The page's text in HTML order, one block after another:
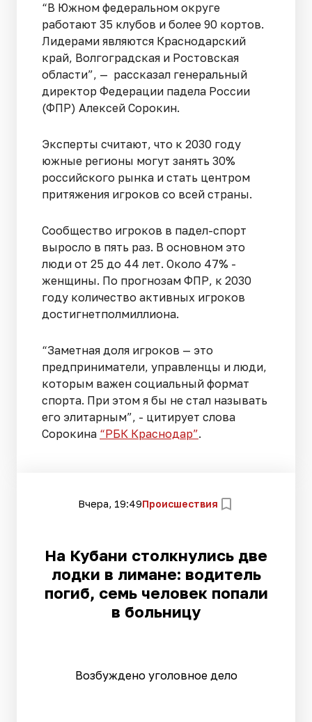
“В Южном федеральном округе
работают 35 клубов и более 90 кортов.
Лидерами являются Краснодарский
край, Волгоградская и Ростовская
области”, — рассказал генеральный
директор Федерации падела России
(ФПР) Алексей Сорокин.
Эксперты считают, что к 2030 году
южные регионы могут занять 30%
российского рынка и стать центром
притяжения игроков со всей страны.
Сообщество игроков в падел-спорт
выросло в пять раз. В основном это
люди от 25 до 44 лет. Около 47% -
женщины. По прогнозам ФПР, к 2030
году количество активных игроков
достигнетполмиллиона.
“Заметная доля игроков — это
предприниматели, управленцы и люди,
которым важен социальный формат
спорта. При этом я бы не стал называть
его элитарным”, - цитирует слова
Сорокина “РБК Краснодар”.
Вчера, 19:49Происшествия
На Кубани столкнулись две
лодки в лимане: водитель
погиб, семь человек попали
в больницу
Возбуждено уголовное дело